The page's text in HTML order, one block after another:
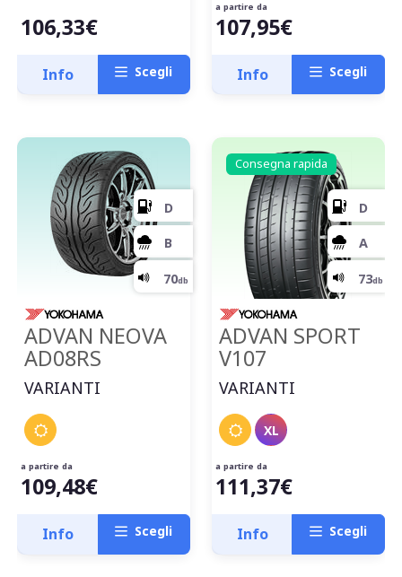
106,33€
Info Scegli
a partire da
107,95€
Info Scegli
ADVAN NEOVA
AD08RS
VARIANTI
a partire da
109,48€
Info Scegli
Consegna rapida
ADVAN SPORT
V107
VARIANTI
XL
a partire da
111,37€
Info Scegli